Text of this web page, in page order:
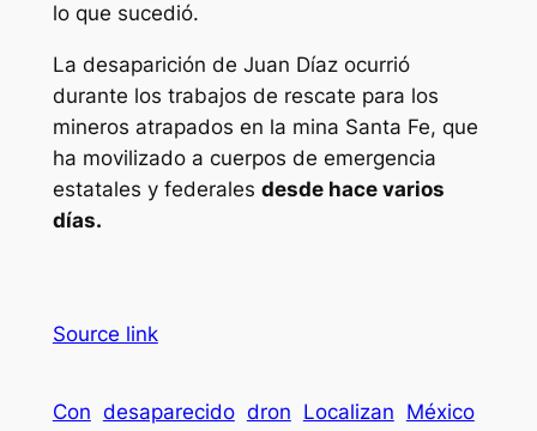
lo que sucedió.
La desaparición de Juan Díaz ocurrió
durante los trabajos de rescate para los
mineros atrapados en la mina Santa Fe, que
ha movilizado a cuerpos de emergencia
estatales y federales desde hace varios
días.
Source link
Con desaparecido dron Localizan México